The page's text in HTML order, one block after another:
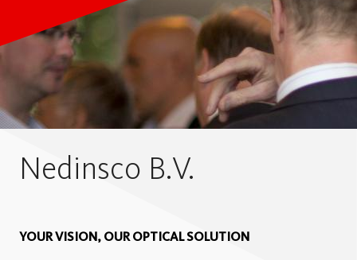
Nedinsco B.V.
YOUR VISION, OUR OPTICAL SOLUTION